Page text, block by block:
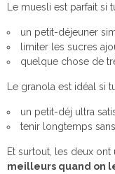
Le muesli est parfait si
un petit-déjeuner
limiter les sucres
quelque chose de
Le granola est idéal si
un petit-déj ultra
tenir longtemps
Et surtout, les deux
meilleurs quand on